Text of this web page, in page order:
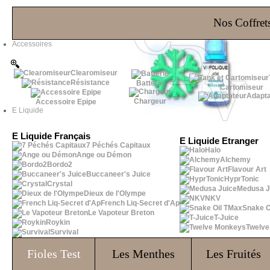
Nos
Accessoires
Clearomiseur
Résistance
Accessoire Epipe
Batterie
Chargeur
Cartomiseur
E Liquide
E Liquide Français
7 Péchés Capitaux
Ange ou Démon
Bordo2
Buccaneer's Juice
Crystal
Dieux de l'Olympe
French Liq-Secret d'Ap
Le Vapoteur Breton
Roykin
Survival
E Liquide Etranger
Halo
Alchemy
Flavour Art
HyprTonic
Medusa
NKV
Snake
T-Juice
Fioles Test Les Menthes Les Fruités